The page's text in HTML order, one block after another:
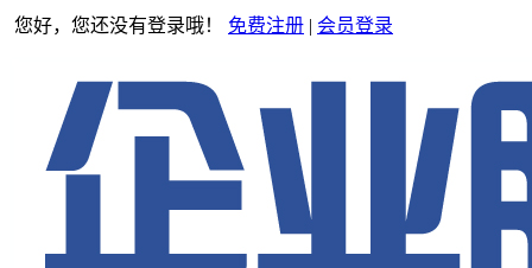
您好，您还没有登录哦！ 免费注册 | 会员登录